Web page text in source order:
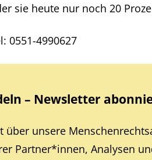
sie heute nur noch 20
0551-4990627
– Newsletter
über unsere
Partner*innen, Analysen